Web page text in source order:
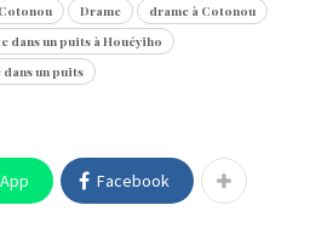
Drame
drame à Cotonou
dans un puits à Houéyiho
un puits
Facebook